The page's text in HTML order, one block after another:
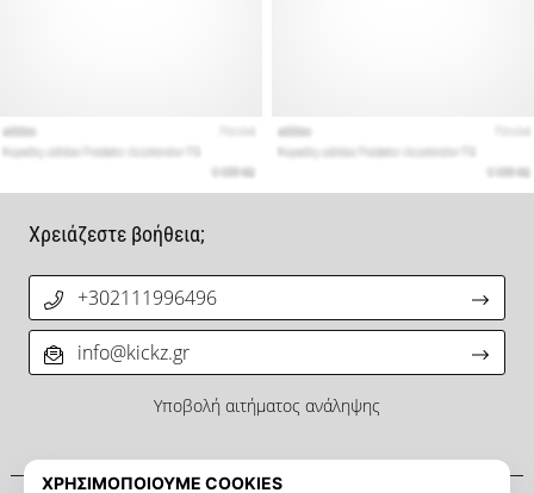
Χρειάζεστε βοήθεια;
+302111996496
info@kickz.gr
Υποβολή αιτήματος ανάληψης